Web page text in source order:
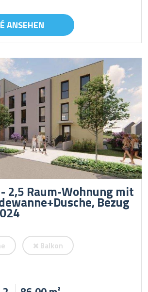
ANSEHEN
2,5 Raum-Wohnung mit
Bezug
Balkon